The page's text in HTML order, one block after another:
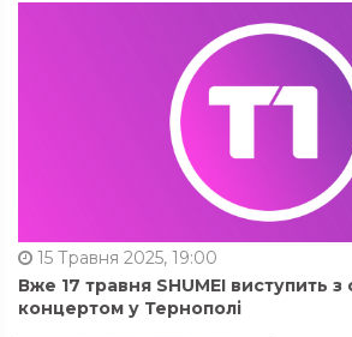
15 Травня 2025, 19:00
Вже 17 травня SHUMEI виступить
концертом у Тернополі